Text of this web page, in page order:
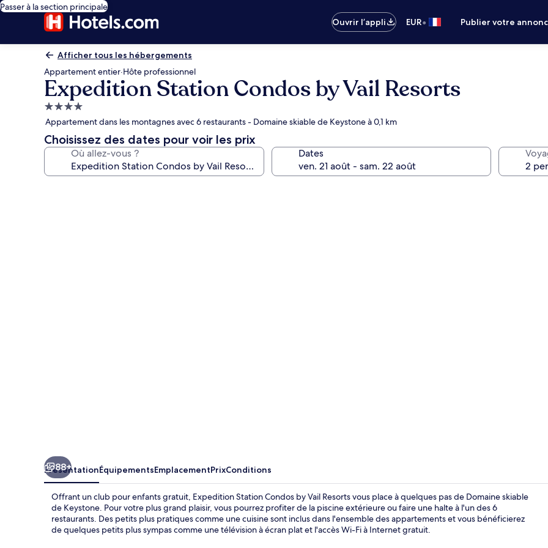
Passer à la section principale
Ouvrir l’appli
EUR• Publier votre
Afficher tous les hébergements
Appartement entier·Hôte professionnel
Expedition Station Condos by Vail Resorts
Hébergement
4.0 étoiles
Appartement dans les montagnes avec 6 restaurants - Domaine skiable de Keystone à 0,1 km
Choisissez des dates pour voir les prix
Où allez-vous ? Dates
88+
PrésentationÉquipementsEmplacementPrixConditions
Offrant un club pour enfants gratuit, Expedition Station Condos by Vail Resorts vous place à quelques pas de Domaine skiable
de Keystone. Pour votre plus grand plaisir, vous pourrez profiter de la piscine extérieure ou faire une halte à l'un des 6
restaurants. Des petits plus pratiques comme une cuisine sont inclus dans l'ensemble des appartements et vous bénéficierez
de quelques petits plus sympas comme une télévision à écran plat et l'accès Wi-Fi à Internet gratuit.